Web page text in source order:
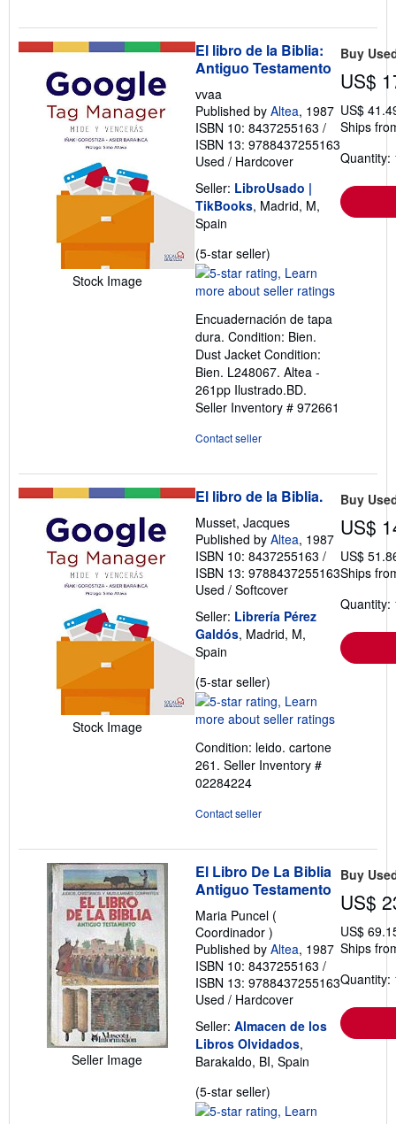
Stock Image
El libro de la Biblia:
Antiguo Testamento
vvaa
Published by Altea, 1987
ISBN 10: 8437255163 /
ISBN 13: 9788437255163
Used / Hardcover
Seller: LibroUsado |
TikBooks, Madrid, M,
Spain
(5-star seller)
rating
5
of
5
stars
Encuadernación de tapa
dura. Condition: Bien.
Dust Jacket Condition:
Bien. L248067. Altea -
261pp Ilustrado.BD.
Seller Inventory # 972661
Contact seller
Buy
US$
US$
Ships
Quantity:
Stock Image
El libro de la Biblia.
Musset, Jacques
Published by Altea, 1987
ISBN 10: 8437255163 /
ISBN 13: 9788437255163
Used / Softcover
Seller: Librería Pérez
Galdós, Madrid, M,
Spain
(5-star seller)
rating
5
of
5
Condition: leido. cartone
261. Seller Inventory #
02284224
Contact seller
Buy
US$
US$
Ships
Quantity:
Seller Image
El Libro De La Biblia
Antiguo Testamento
Maria Puncel (
Coordinador )
Published by Altea, 1987
ISBN 10: 8437255163 /
ISBN 13: 9788437255163
Used / Hardcover
Seller: Almacen de los
Libros Olvidados,
Barakaldo, BI, Spain
(5-star seller)
rating
Buy
US$
US$
Ships
Quantity: